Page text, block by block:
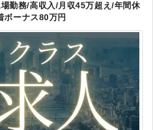
場勤務/高収入/月収45万超え/年間休
ボーナス80万円